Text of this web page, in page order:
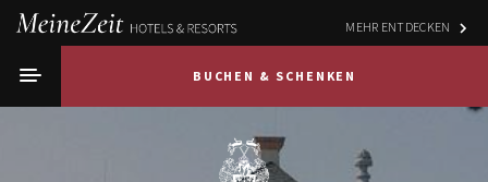
MEHR ENTDECKEN
BUCHEN & SCHENKEN